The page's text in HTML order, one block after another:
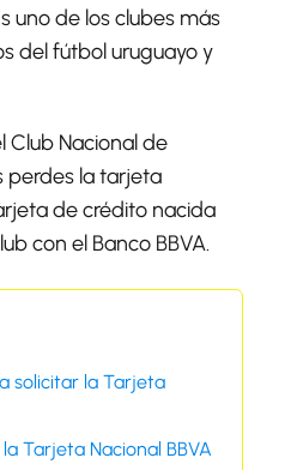
uno de los clubes más
del fútbol uruguayo y
Club Nacional de
perdes la tarjeta
de crédito nacida
con el Banco BBVA.
solicitar la Tarjeta
Tarjeta Nacional BBVA